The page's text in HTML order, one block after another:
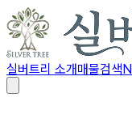
실버트리 소개매물검색N